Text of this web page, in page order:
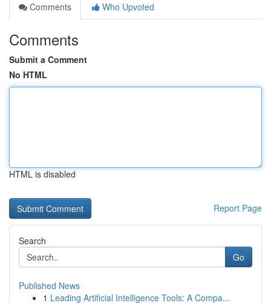
Comments
Who Upvoted
Comments
Submit a Comment
No HTML
HTML is disabled
Report Page
Search
Go
Published News
1 Leading Artificial Intelligence Tools: A Compa...